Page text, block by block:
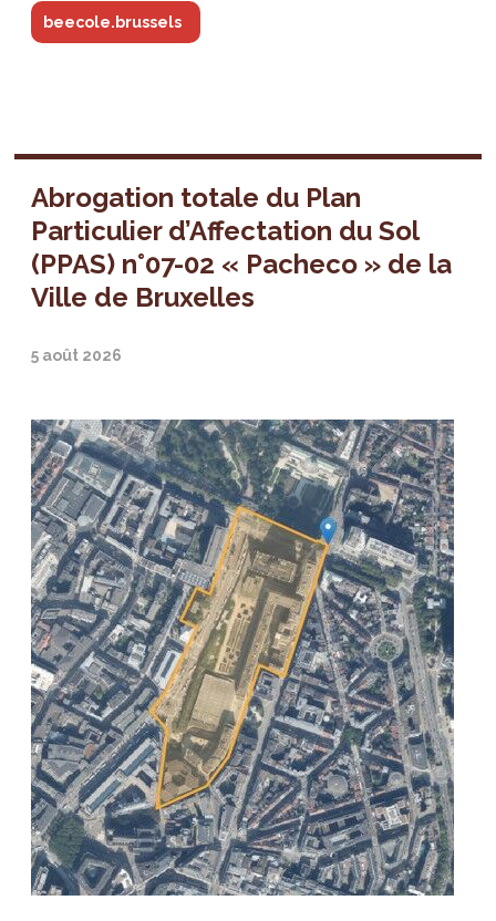
beecole.brussels
Abrogation totale du Plan
Particulier d’Affectation du Sol
(PPAS) n°07-02 « Pacheco » de la
Ville de Bruxelles
5 août 2026